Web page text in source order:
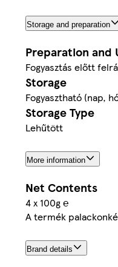
Storage and preparation
Preparation and
Fogyasztás előtt
Storage
Fogyasztható (nap,
Storage Type
Lehűtött
More information
Net Contents
4 x 100g ℮
A termék
Brand details